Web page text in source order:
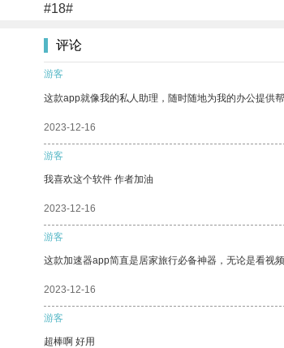
#18#
评论
游客
这款app就像我的私人助理，随时随地为我的办公提供帮
2023-12-16
游客
我喜欢这个软件 作者加油
2023-12-16
游客
这款加速器app简直是居家旅行必备神器，无论是看视
2023-12-16
游客
超棒啊 好用